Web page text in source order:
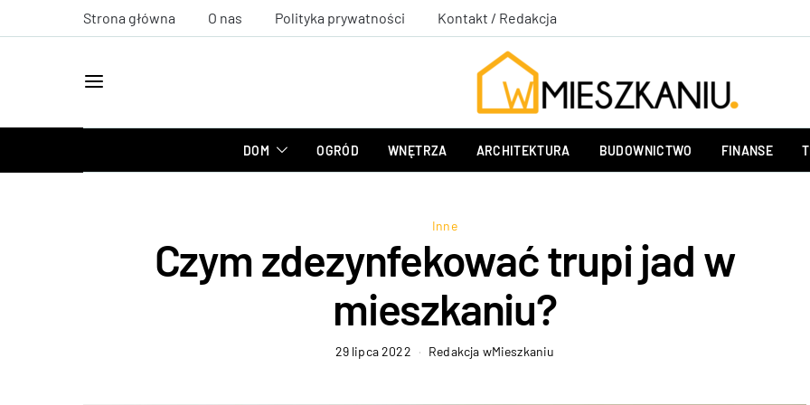
Strona główna O nas Polityka prywatności Kontakt / Redakcja
DOM OGRÓD WNĘTRZA ARCHITEKTURA BUDOWNICTWO FINANSE
Inne
Czym zdezynfekować trupi jad w
mieszkaniu?
29 lipca 2022 Redakcja wMieszkaniu